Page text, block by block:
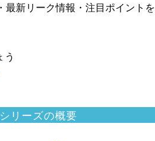
最新リーク情報・注目ポイントを
う
リーズの概要